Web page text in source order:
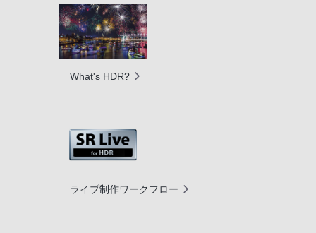
What's HDR?
ライブ制作ワークフロー